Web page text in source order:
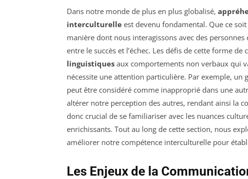
Dans notre monde de plus en plus globalisé,
interculturelle est devenu fondamental. Que ce
manière dont nous interagissons avec des
entre le succès et l’échec. Les défis de cette forme
linguistiques aux comportements non verbaux qui
nécessite une attention particulière. Par exemple,
peut être considéré comme inapproprié dans une
altérer notre perception des autres, rendant ainsi la
donc crucial de se familiariser avec les nuances
enrichissants. Tout au long de cette section, nous
améliorer notre compétence interculturelle pour
Les Enjeux de la